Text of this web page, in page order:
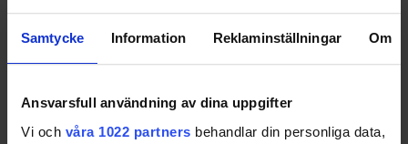
Samtycke Information Reklaminställningar Om
Ansvarsfull användning av dina uppgifter
Vi och våra 1022 partners behandlar din personliga data,
3
Färjestad BK vit 12 7 2 3 19
23
4
Sunne IK 12 2 6 0
14
6
Grums IK 12 4 1 7 -28
7
Örebro HU 1